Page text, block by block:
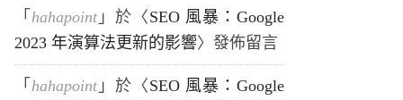
「 hahapoint 」於〈 SEO 風暴：Google
2023 年演算法更新的影響〉發佈留言
「 hahapoint 」於〈 SEO 風暴：Google